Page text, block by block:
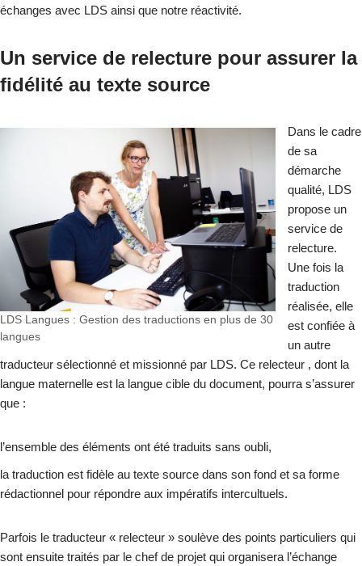
échanges avec LDS ainsi que notre réactivité.
Un service de relecture pour assurer la
fidélité au texte source
LDS Langues : Gestion des traductions en plus de 30
langues
Dans le cadre
de sa
démarche
qualité, LDS
propose un
service de
relecture.
Une fois la
traduction
réalisée, elle
est confiée à
un autre
traducteur sélectionné et missionné par LDS. Ce relecteur , dont la
langue maternelle est la langue cible du document, pourra s’assurer
que :
l’ensemble des éléments ont été traduits sans oubli,
la traduction est fidèle au texte source dans son fond et sa forme
rédactionnel pour répondre aux impératifs intercultuels.
Parfois le traducteur « relecteur » soulève des points particuliers qui
sont ensuite traités par le chef de projet qui organisera l’échange